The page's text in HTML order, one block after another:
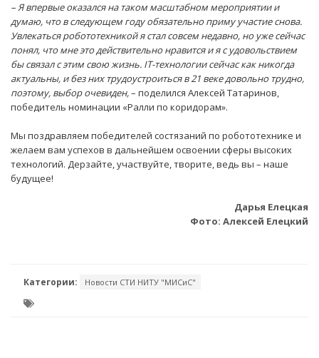
– Я впервые оказался на таком масштабном мероприятии и
думаю, что в следующем году обязательно приму участие снова.
Увлекаться робототехникой я стал совсем недавно, но уже сейчас
понял, что мне это действительно нравится и я с удовольствием
бы связал с этим свою жизнь. IT-технологии сейчас как никогда
актуальны, и без них трудоустроиться в 21 веке довольно трудно,
поэтому, выбор очевиден,– поделился Алексей Татаринов,
победитель номинации «Ралли по коридорам».
Мы поздравляем победителей состязаний по робототехнике и
желаем вам успехов в дальнейшем освоении сферы высоких
технологий. Дерзайте, участвуйте, творите, ведь вы – наше
будущее!
Дарья Елецкая
Фото: Алексей Елецкий
Категории: Новости СТИ НИТУ "МИСиС"